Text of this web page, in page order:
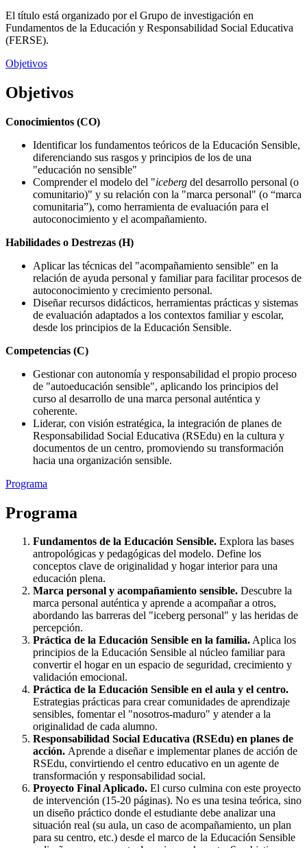
El título está organizado por el Grupo de investigación en
Fundamentos de la Educación y Responsabilidad Social Educativa
(FERSE).
Objetivos
Objetivos
Conocimientos (CO)
Identificar los fundamentos teóricos de la Educación Sensible,
diferenciando sus rasgos y principios de los de una
"educación no sensible"
Comprender el modelo del "iceberg del desarrollo personal (o
comunitario)" y su relación con la "marca personal" (o “marca
comunitaria”), como herramienta de evaluación para el
autoconocimiento y el acompañamiento.
Habilidades o Destrezas (H)
Aplicar las técnicas del "acompañamiento sensible" en la
relación de ayuda personal y familiar para facilitar procesos de
autoconocimiento y crecimiento personal.
Diseñar recursos didácticos, herramientas prácticas y sistemas
de evaluación adaptados a los contextos familiar y escolar,
desde los principios de la Educación Sensible.
Competencias (C)
Gestionar con autonomía y responsabilidad el propio proceso
de "autoeducación sensible", aplicando los principios del
curso al desarrollo de una marca personal auténtica y
coherente.
Liderar, con visión estratégica, la integración de planes de
Responsabilidad Social Educativa (RSEdu) en la cultura y
documentos de un centro, promoviendo su transformación
hacia una organización sensible.
Programa
Programa
Fundamentos de la Educación Sensible. Explora las bases
antropológicas y pedagógicas del modelo. Define los
conceptos clave de originalidad y hogar interior para una
educación plena.
Marca personal y acompañamiento sensible. Descubre la
marca personal auténtica y aprende a acompañar a otros,
abordando las barreras del "iceberg personal" y las heridas de
percepción.
Práctica de la Educación Sensible en la familia.Aplica los
principios de la Educación Sensible al núcleo familiar para
convertir el hogar en un espacio de seguridad, crecimiento y
validación emocional.
Práctica de la Educación Sensible en el aula y el centro.
Estrategias prácticas para crear comunidades de aprendizaje
sensibles, fomentar el "nosotros-maduro" y atender a la
originalidad de cada alumno.
Responsabilidad Social Educativa (RSEdu) en planes de
acción. Aprende a diseñar e implementar planes de acción de
RSEdu, convirtiendo el centro educativo en un agente de
transformación y responsabilidad social.
Proyecto Final Aplicado. El curso culmina con este proyecto
de intervención (15-20 páginas). No es una tesina teórica, sino
un diseño práctico donde el estudiante debe analizar una
situación real (su aula, un caso de acompañamiento, un plan
para su centro, etc.) desde el marco de la Educación Sensible